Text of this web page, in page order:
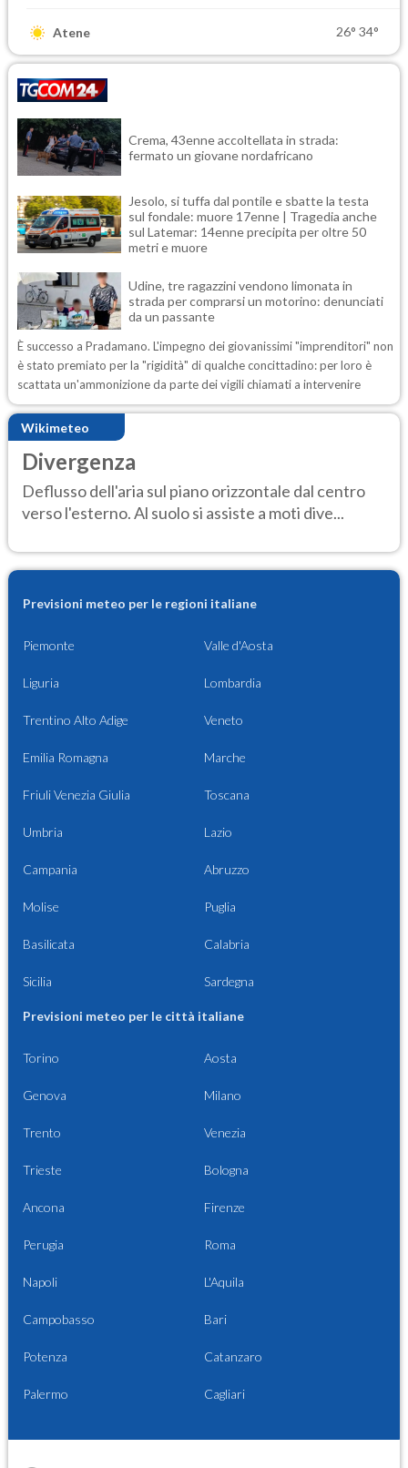
Atene 26° 34°
Crema, 43enne accoltellata in strada:
fermato un giovane nordafricano
Jesolo, si tuffa dal pontile e sbatte la testa
sul fondale: muore 17enne | Tragedia anche
sul Latemar: 14enne precipita per oltre 50
metri e muore
Udine, tre ragazzini vendono limonata in
strada per comprarsi un motorino: denunciati
da un passante
È successo a Pradamano. L'impegno dei giovanissimi "imprenditori" non
è stato premiato per la "rigidità" di qualche concittadino: per loro è
scattata un'ammonizione da parte dei vigili chiamati a intervenire
Wikimeteo
Divergenza
Deflusso dell'aria sul piano orizzontale dal centro
verso l'esterno. Al suolo si assiste a moti dive...
Previsioni meteo per le regioni italiane
Piemonte Valle d'Aosta
Liguria Lombardia
Trentino Alto Adige Veneto
Emilia Romagna Marche
Friuli Venezia Giulia Toscana
Umbria Lazio
Campania Abruzzo
Molise Puglia
Basilicata Calabria
Sicilia Sardegna
Previsioni meteo per le città italiane
Torino Aosta
Genova Milano
Trento Venezia
Trieste Bologna
Ancona Firenze
Perugia Roma
Napoli L'Aquila
Campobasso Bari
Potenza Catanzaro
Palermo Cagliari